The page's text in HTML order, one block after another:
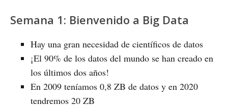
Semana 1: Bienvenido a Big Data
Hay una gran necesidad de científicos de datos
¡El 90% de los datos del mundo se han creado en
los últimos dos años!
En 2009 teníamos 0,8 ZB de datos y en 2020
tendremos 20 ZB